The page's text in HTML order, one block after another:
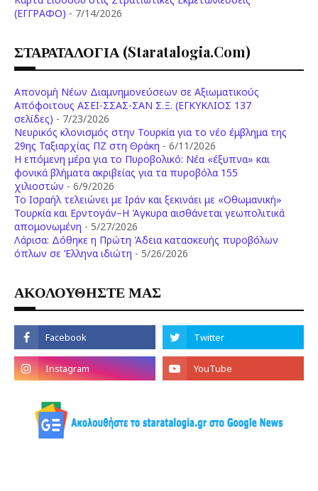
(ΕΓΓΡΑΦΟ) - 7/14/2026
ΣΤΑΡΑΤΑΛΟΓΙΑ (staratalogia.com)
Απονομή Νέων Διαμνημονεύσεων σε Αξιωματικούς
Απόφοιτους ΑΣΕΙ-ΣΣΑΣ-ΣΑΝ Σ.Ξ. (ΕΓΚΥΚΛΙΟΣ 137
σελίδες) - 7/23/2026
Νευρικός κλονισμός στην Τουρκία για το νέο έμβλημα της
29ης Ταξιαρχίας ΠΖ στη Θράκη - 6/11/2026
Η επόμενη μέρα για το Πυροβολικό: Νέα «έξυπνα» και
φονικά βλήματα ακριβείας για τα πυροβόλα 155
χιλιοστών - 6/9/2026
Το Ισραήλ τελειώνει με Ιράν και ξεκινάει με «Οθωμανική»
Τουρκία και Ερντογάν–Η Άγκυρα αισθάνεται γεωπολιτικά
απομονωμένη - 5/27/2026
Λάρισα: Δόθηκε η Πρώτη Άδεια κατασκευής πυροβόλων
όπλων σε Έλληνα ιδιώτη - 5/26/2026
ΑΚΟΛΟΥΘΗΣΤΕ ΜΑΣ